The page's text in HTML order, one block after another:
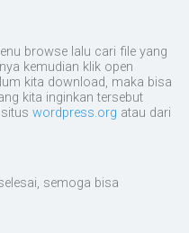
browse lalu cari file yang
kemudian klik open
kita download, maka bisa
kita inginkan tersebut
wordpress.org atau dari
semoga bisa